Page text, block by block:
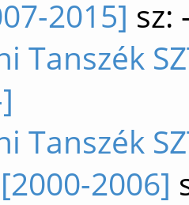
2015] sz:
Tanszék
Tanszék
2006]